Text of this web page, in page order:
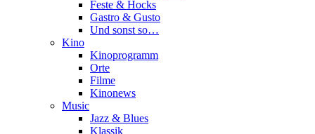
Feste & Hocks
Gastro & Gusto
Und sonst so…
Kino
Kinoprogramm
Orte
Filme
Kinonews
Music
Jazz & Blues
Klassik